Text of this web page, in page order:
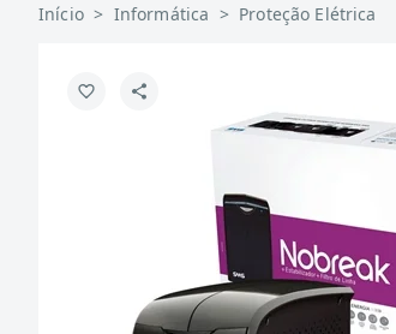
Início > Informática > Proteção Elétrica